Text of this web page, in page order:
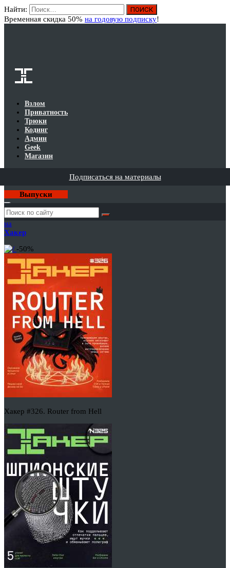
Найти:
Временная скидка 50% на годовую подписку!
Взлом
Приватность
Трюки
Кодинг
Админ
Geek
Магазин
Подписаться на материалы
Выпуски
Годовая
подписка
на
Хакер
-50%
Хакер #326. Router from Hell